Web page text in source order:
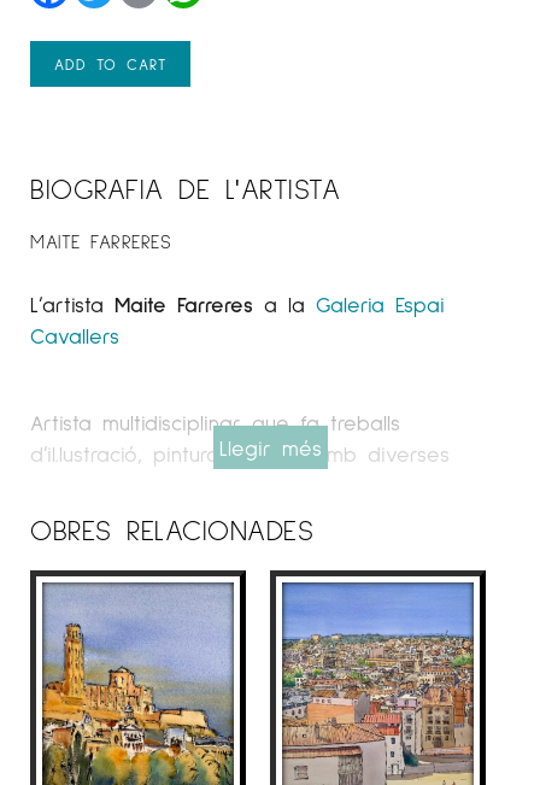
ADD TO CART
BIOGRAFIA DE L'ARTISTA
MAITE FARRERES
L’artista Maite Farreres a la Galeria Espai
Cavallers
Artista multidisciplinar que fa treballs
d’il.lustració, pintura i dibuix amb diverses
l’acrílic i l’oli sobre tela o paper.
de Grau Superior a l’Escola d’Arts Pau Gargallo
i a l’Escola de Belles Arts de Lleida, amb els
estudis de Gestió i Administració Pública,
màster en Direcció Econòmica i Financera,
màster en Marketing Digital i Executive MBA.
Actualment centra els seus treballs en
Llegir més
OBRES RELACIONADES